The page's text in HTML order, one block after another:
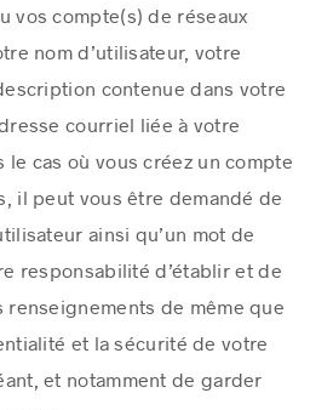
vos compte(s) de réseaux
nom d’utilisateur, votre
contenue dans votre
courriel liée à votre
cas où vous créez un compte
il peut vous être demandé de
ainsi qu’un mot de
responsabilité d’établir et de
renseignements de même que
et la sécurité de votre
et notamment de garder